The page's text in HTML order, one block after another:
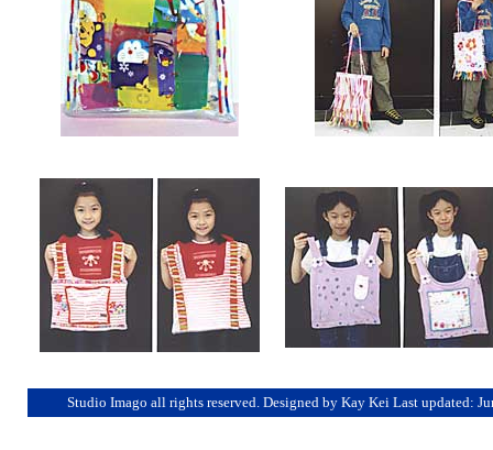
Studio Imago all rights reserved. Designed by Kay Kei Last updated: